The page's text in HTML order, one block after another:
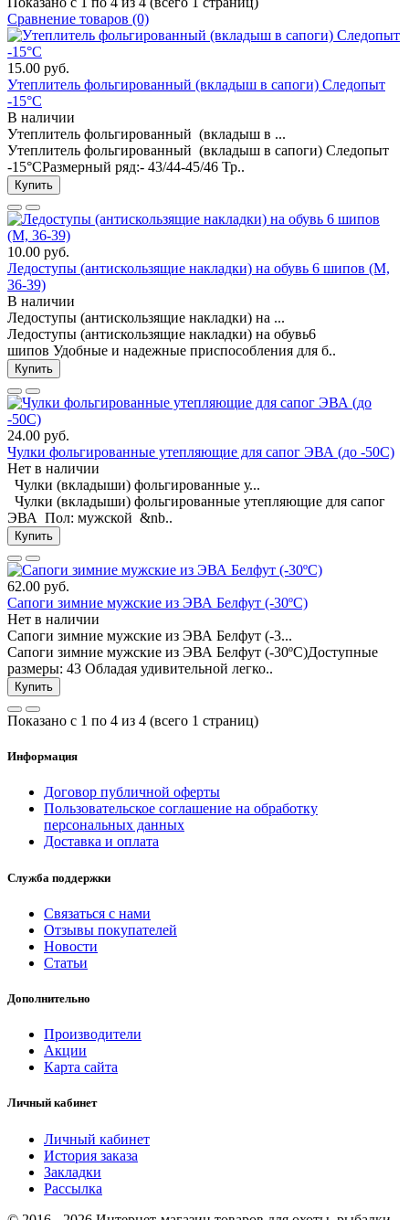
Сравнение товаров (0)
15.00 руб.
Утеплитель фольгированный (вкладыш в сапоги) Следопыт
-15°C
В наличии
Утеплитель фольгированный (вкладыш в ...
Утеплитель фольгированный (вкладыш в сапоги) Следопыт
-15°CРазмерный ряд:- 43/44-45/46 Тр..
Купить
10.00 руб.
Ледоступы (антискользящие накладки) на обувь 6 шипов (М,
36-39)
В наличии
Ледоступы (антискользящие накладки) на ...
Ледоступы (антискользящие накладки) на обувь6
шипов Удобные и надежные приспособления для б..
Купить
24.00 руб.
Чулки фольгированные утепляющие для сапог ЭВА (до -50С)
Нет в наличии
Чулки (вкладыши) фольгированные у...
Чулки (вкладыши) фольгированные утепляющие для сапог
ЭВА Пол: мужской &nb..
Купить
62.00 руб.
Сапоги зимние мужские из ЭВА Белфут (-30ºС)
Нет в наличии
Сапоги зимние мужские из ЭВА Белфут (-3...
Сапоги зимние мужские из ЭВА Белфут (-30ºС)Доступные
размеры: 43 Обладая удивительной легко..
Купить
Показано с 1 по 4 из 4 (всего 1 страниц)
Информация
Договор публичной оферты
Пользовательское соглашение на обработку
персональных данных
Доставка и оплата
Служба поддержки
Связаться с нами
Отзывы покупателей
Новости
Статьи
Дополнительно
Производители
Акции
Карта сайта
Личный кабинет
Личный кабинет
История заказа
Закладки
Рассылка